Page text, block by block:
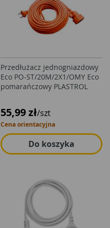
Przedłużacz jednogniazdowy
Eco PO-ST/20M/2X1/OMY Eco
pomarańczowy PLASTROL
55,99 zł/szt
Cena orientacyjna
Do koszyka